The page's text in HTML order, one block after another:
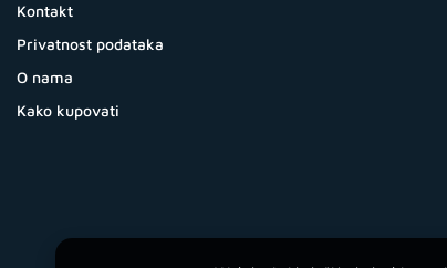
Kontakt
Privatnost podataka
O nama
Kako kupovati